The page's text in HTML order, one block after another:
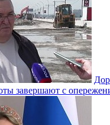
завершают с